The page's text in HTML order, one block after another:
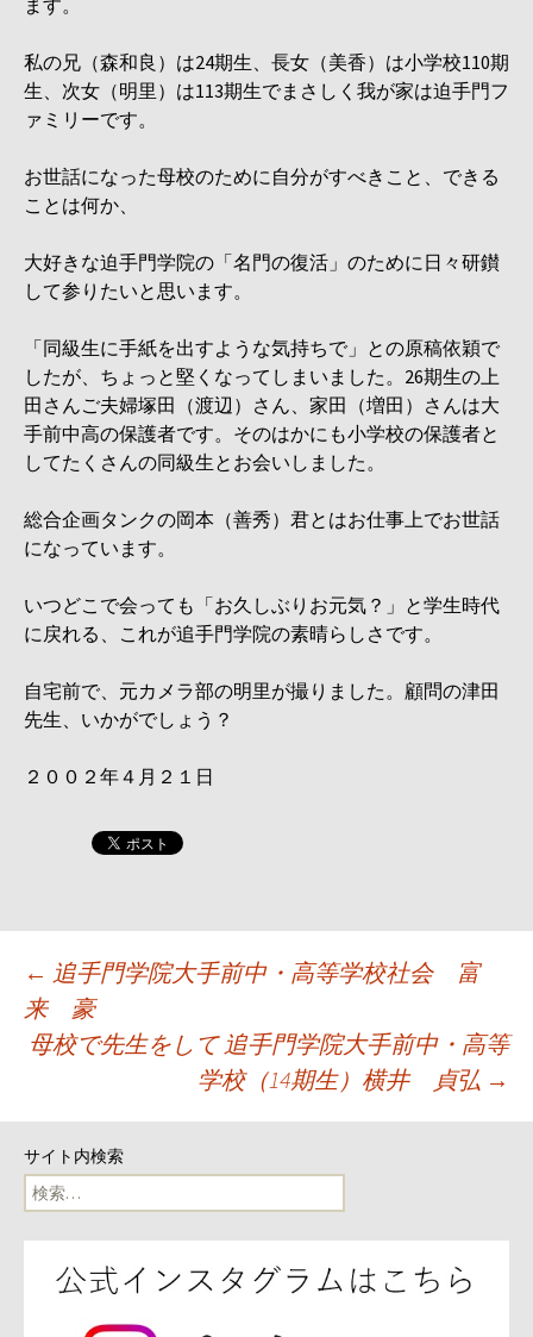
ます。
私の兄（森和良）は24期生、長女（美香）は小学校110期
生、次女（明里）は113期生でまさしく我が家は迫手門フ
ァミリーです。
お世話になった母校のために自分がすべきこと、できる
ことは何か、
大好きな迫手門学院の「名門の復活」のために日々研鑚
して参りたいと思います。
「同級生に手紙を出すような気持ちで」との原稿依穎で
したが、ちょっと堅くなってしまいました。26期生の上
田さんご夫婦塚田（渡辺）さん、家田（増田）さんは大
手前中高の保護者です。そのはかにも小学校の保護者と
してたくさんの同級生とお会いしました。
総合企画タンクの岡本（善秀）君とはお仕事上でお世話
になっています。
いつどこで会っても「お久しぶりお元気？」と学生時代
に戻れる、これが追手門学院の素晴らしさです。
自宅前で、元カメラ部の明里が撮りました。顧問の津田
先生、いかがでしょう？
２００２年４月２１日
投
稿
ビ
ゲ
ー
← 追手門学院大手前中・高等学校社会 富
来 豪
母校で先生をして 追手門学院大手前中・高等
学校（14期生）横井 貞弘 →
サイト内検索
検
索: